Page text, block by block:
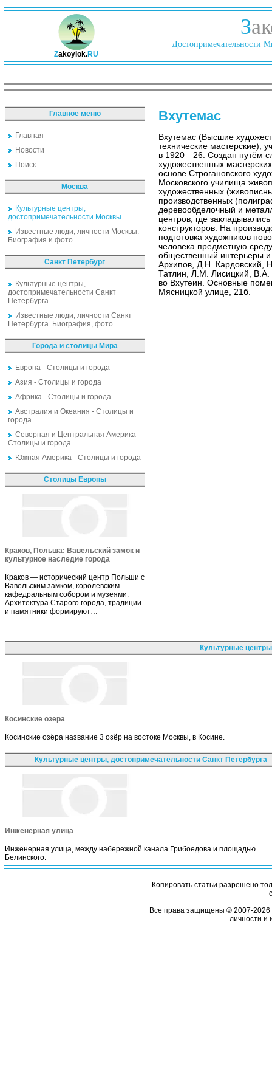
Zakoylok.RU
З
Достопримечательности
Главное меню
Главная
Новости
Поиск
Москва
Культурные центры,
достопримечательности Москвы
Известные люди, личности Москвы.
Биография и фото
Санкт Петербург
Культурные центры,
достопримечательности Санкт
Петербурга
Известные люди, личности Санкт
Петербурга. Биография, фото
Города и столицы Мира
Европа - Столицы и города
Азия - Столицы и города
Африка - Столицы и города
Австралия и Океания - Столицы и
города
Северная и Центральная Америка -
Столицы и города
Южная Америка - Столицы и города
Столицы Европы
Краков, Польша: Вавельский замок и
культурное наследие города
Краков — исторический центр Польши с
Вавельским замком, королевским
кафедральным собором и музеями.
Архитектура Старого города, традиции
и памятники формируют…
Вхутемас
Вхутемас (Высшие
технические мастерские),
в 1920—26. Создан путём
художественных
основе Строгановского
Московского училища
художественных
производственных
деревообделочный и
центров, где
конструкторов. На
подготовка художников
человека предметную
общественный интерьеры
Архипов, Д.Н. Кардовский,
Татлин, Л.М. Лисицкий, В.А.
во Вхутеин. Основные
Мясницкой улице, 21б.
Культурные
Косинские озёра
Косинские озёра название 3 озёр на востоке Москвы, в Косине.
Культурные центры, достопримечательности Санкт Петербурга
Инженерная улица
Инженерная улица, между набережной канала Грибоедова и площадью
Белинского.
Копировать статьи разрешено
Все права защищены © 2007-2026
личности и